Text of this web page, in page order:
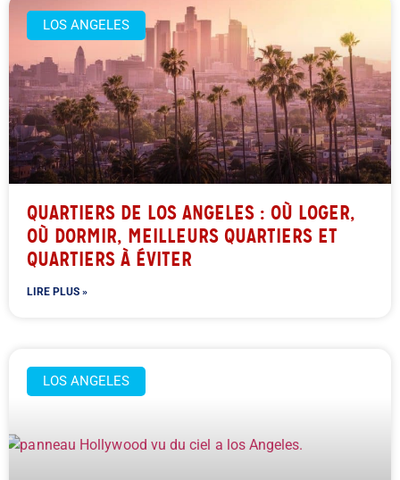
LOS ANGELES
QUARTIERS DE LOS ANGELES : OÙ LOGER,
OÙ DORMIR, MEILLEURS QUARTIERS ET
QUARTIERS À ÉVITER
LIRE PLUS »
LOS ANGELES